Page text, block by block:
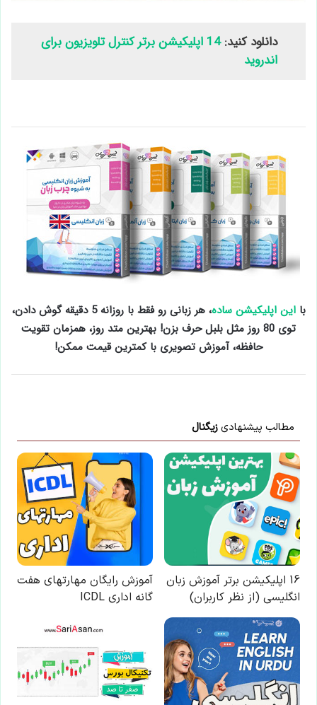
دانلود کنید:
14 اپلیکیشن برتر کنترل تلویزیون برای
اندروید
بااین اپلیکیشن ساده
، هر زبانی رو فقط با روزانه 5 دقیقه گوش دادن،
توی 80 روز مثل بلبل حرف بزن! بهترین متد روز، همزمان تقویت
حافظه، آموزش تصویری با کمترین قیمت ممکن!